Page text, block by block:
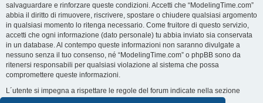
salvaguardare e rinforzare queste condizioni. Accetti che “ModelingTime.com”
abbia il diritto di rimuovere, riscrivere, spostare o chiudere qualsiasi argomento
in qualsiasi momento lo ritenga necessario. Come fruitore di questo servizio,
accetti che ogni informazione (dato personale) tu abbia inviato sia conservata
in un database. Al contempo queste informazioni non saranno divulgate a
nessuno senza il tuo consenso, né “ModelingTime.com” o phpBB sono da
ritenersi responsabili per qualsiasi violazione al sistema che possa
compromettere queste informazioni.
L´utente si impegna a rispettare le regole del forum indicate nella sezione